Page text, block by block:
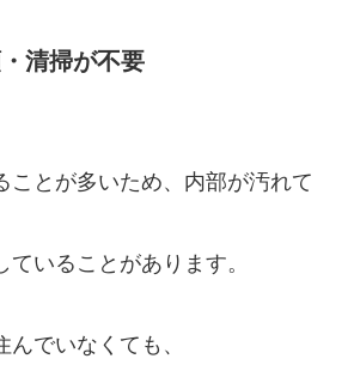
清掃が不要
ことが多いため、内部が汚れて
いることがあります。
でいなくても、